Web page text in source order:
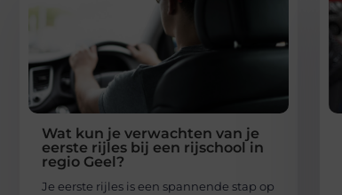
Wat kun je verwachten van je
eerste rijles bij een rijschool in
regio Geel?
Je eerste rijles is een spannende stap op